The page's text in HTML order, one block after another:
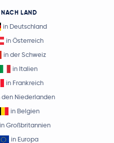
NACH LAND
in Deutschland
in Österreich
in der Schweiz
in Italien
in Frankreich
den Niederlanden
in Belgien
in Großbritannien
in Europa